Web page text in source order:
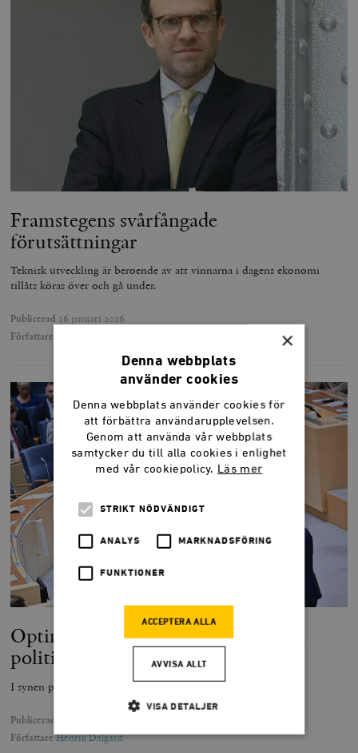
Framstegens svårfångade
förutsättningar
Teknisk utveckling är beroende av att vinnarna i dagens ekonomi
tillåts köras över och gå under.
Publicerad 16 januari 2026
Författare
Optimismen gör comeback i svensk
politik
I synen på framtiden finns svensk politiks viktigaste konflikt.
Publicerad
FörfattareHenrik Dalgard
×
Denna webbplats
använder cookies
Denna webbplats använder cookies för
att förbättra användarupplevelsen.
Genom att använda vår webbplats
samtycker du till alla cookies i enlighet
med vår cookiepolicy. Läs mer
STRIKT NÖDVÄNDIGT
ANALYS MARKNADSFÖRING
FUNKTIONER
ACCEPTERA ALLA
AVVISA ALLT
VISA DETALJER